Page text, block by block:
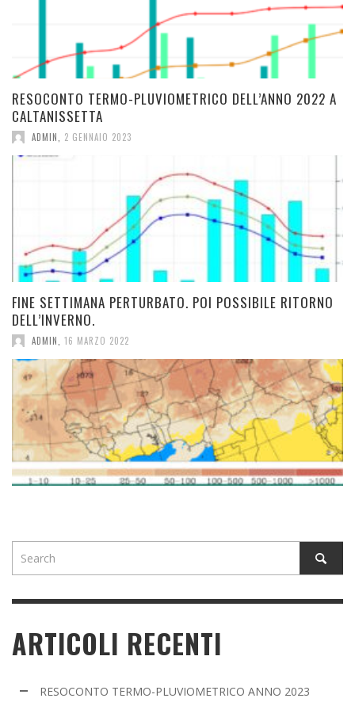
RESOCONTO TERMO-PLUVIOMETRICO DELL’ANNO 2022 A
CALTANISSETTA
ADMIN 2 GENNAIO 2023
FINE SETTIMANA PERTURBATO. POI POSSIBILE RITORNO
DELL’INVERNO.
ADMIN 16 MARZO 2022
ARTICOLI RECENTI
RESOCONTO TERMO-PLUVIOMETRICO ANNO 2023